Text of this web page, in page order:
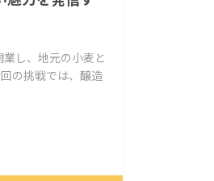
し、地元の小麦と
の挑戦では、醸造